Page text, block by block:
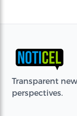
Transparent
perspectives.